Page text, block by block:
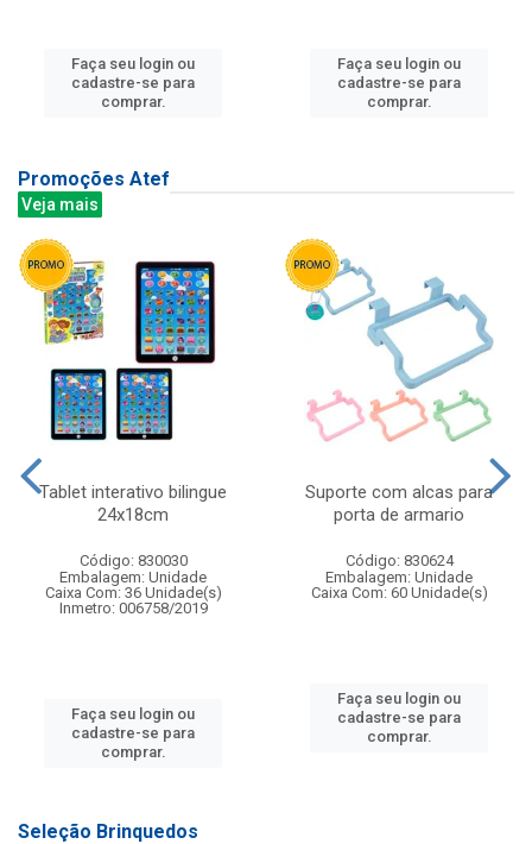
Faça seu login ou
cadastre-se para
comprar.
Faça seu login ou
cadastre-se para
comprar.
Promoções Atef
Veja mais
Tablet interativo bilingue
24x18cm
Código: 830030
Embalagem: Unidade
Caixa Com: 36 Unidade(s)
Inmetro: 006758/2019
Faça seu login ou
cadastre-se para
comprar.
Suporte com alcas para
porta de armario
Código: 830624
Embalagem: Unidade
Caixa Com: 60 Unidade(s)
Faça seu login ou
cadastre-se para
comprar.
Seleção Brinquedos